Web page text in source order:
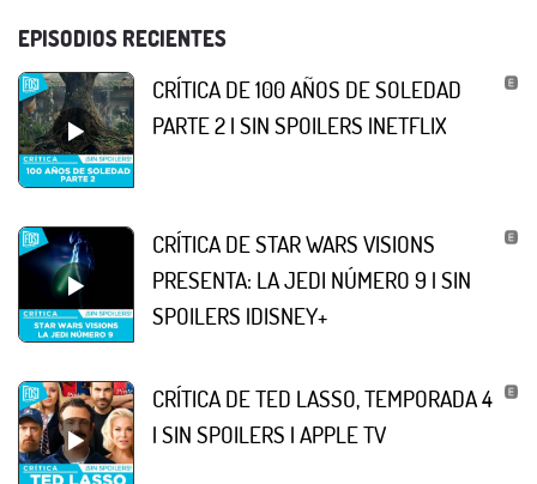
EPISODIOS RECIENTES
CRÍTICA DE 100 AÑOS DE SOLEDAD
PARTE 2 | SIN SPOILERS |NETFLIX
CRÍTICA DE STAR WARS VISIONS
PRESENTA: LA JEDI NÚMERO 9 | SIN
SPOILERS |DISNEY+
CRÍTICA DE TED LASSO, TEMPORADA 4
| SIN SPOILERS | APPLE TV